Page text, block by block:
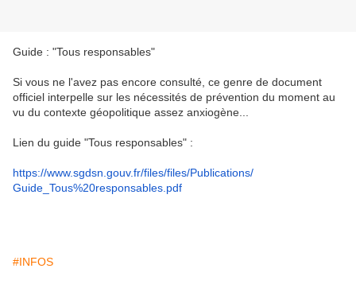
Guide : "Tous responsables"
Si vous ne l'avez pas encore consulté, ce genre de document
officiel interpelle sur les nécessités de prévention du moment au
vu du contexte géopolitique assez anxiogène...
Lien du guide "Tous responsables" :
https://www.sgdsn.gouv.fr/files/files/Publications/
Guide_Tous%20responsables.pdf
#INFOS